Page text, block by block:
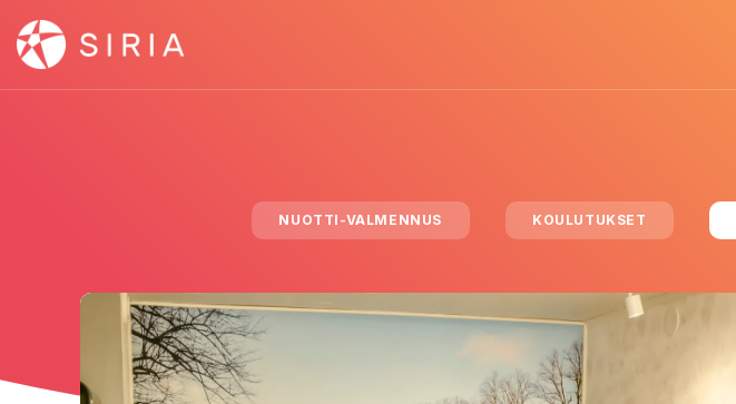
NUOTTI-VALMENNUS KOULUTUKSET